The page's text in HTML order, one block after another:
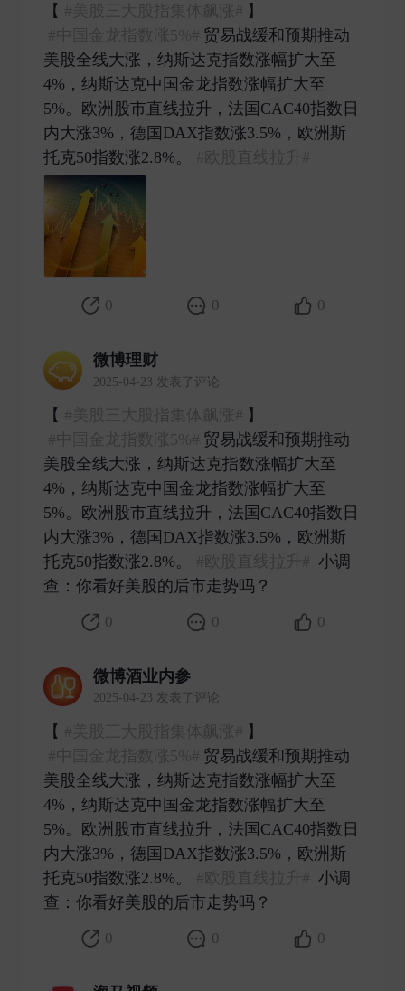
【​​​
】
贸易战缓和预期推动
美股全线大涨，纳斯达克指数涨幅扩大至
4%，纳斯达克中国金龙指数涨幅扩大至
5%。欧洲股市直线拉升，法国CAC40指数日
内大涨3%，德国DAX指数涨3.5%，欧洲斯
托克50指数涨2.8%。
0 0 0
微博理财
2025-04-23 发表了评论
【​​​
】
贸易战缓和预期推动
美股全线大涨，纳斯达克指数涨幅扩大至
4%，纳斯达克中国金龙指数涨幅扩大至
5%。欧洲股市直线拉升，法国CAC40指数日
内大涨3%，德国DAX指数涨3.5%，欧洲斯
托克50指数涨2.8%。
小调
查：你看好美股的后市走势吗？ ​
0 0 0
微博酒业内参
2025-04-23 发表了评论
【​​​
】
贸易战缓和预期推动
美股全线大涨，纳斯达克指数涨幅扩大至
4%，纳斯达克中国金龙指数涨幅扩大至
5%。欧洲股市直线拉升，法国CAC40指数日
内大涨3%，德国DAX指数涨3.5%，欧洲斯
托克50指数涨2.8%。
小调
查：你看好美股的后市走势吗？ ​
0 0 0